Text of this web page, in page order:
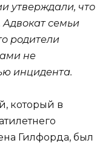
утверждали, что
семьи
родители
не
инцидента.
который в
Гилфорда, был